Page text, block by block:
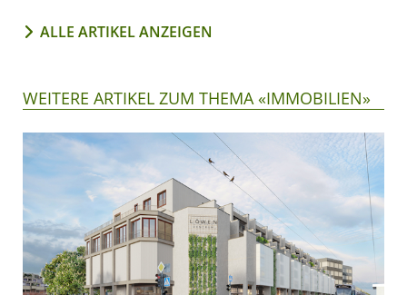
ALLE ARTIKEL ANZEIGEN
WEITERE ARTIKEL ZUM THEMA «IMMOBILIEN»